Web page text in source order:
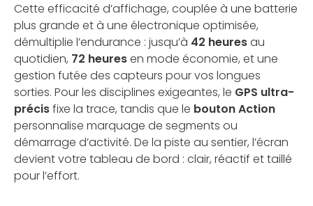
Cette efficacité d’affichage, couplée à une batterie
plus grande et à une électronique optimisée,
démultiplie l’endurance : jusqu’à 42 heuresau
quotidien, 72 heuresen mode économie, et une
gestion futée des capteurs pour vos longues
sorties. Pour les disciplines exigeantes, le GPS ultra-
précisfixe la trace, tandis que le bouton Action
personnalise marquage de segments ou
démarrage d’activité. De la piste au sentier, l’écran
devient votre tableau de bord : clair, réactif et taillé
pour l’effort.